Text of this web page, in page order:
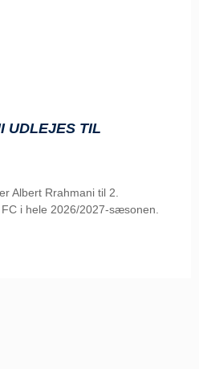
UDLEJES TIL
Albert Rrahmani til 2.
i hele 2026/2027-sæsonen.